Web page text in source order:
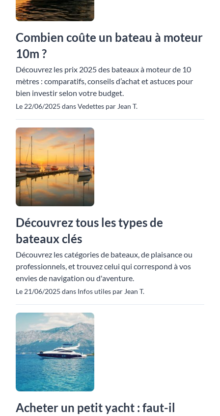
Combien coûte un bateau à moteur
10m ?
Découvrez les prix 2025 des bateaux à moteur de 10
mètres : comparatifs, conseils d’achat et astuces pour
bien investir selon votre budget.
Le 22/06/2025 dans Vedettes par Jean T.
Découvrez tous les types de
bateaux clés
Découvrez les catégories de bateaux, de plaisance ou
professionnels, et trouvez celui qui correspond à vos
envies de navigation ou d'aventure.
Le 21/06/2025 dans Infos utiles par Jean T.
Acheter un petit yacht : faut-il